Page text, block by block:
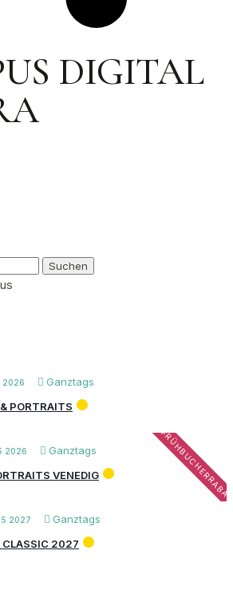
DIGITAL
2026
Ganztags
PORTRAITS
2026 Ganztags
VENEDIG
2027
Ganztags
CLASSIC 2027